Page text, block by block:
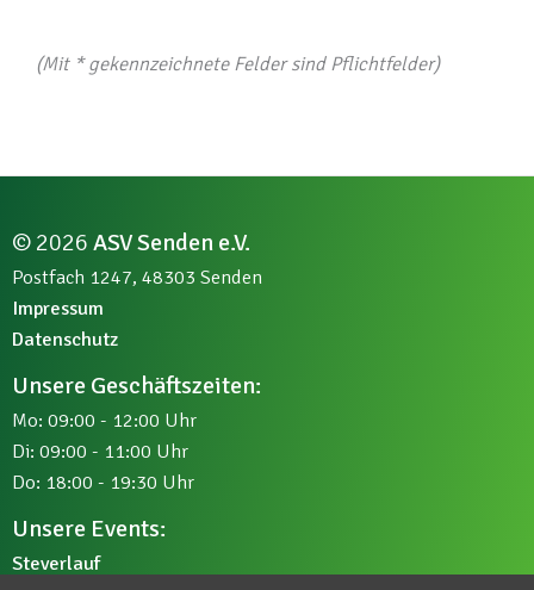
(Mit * gekennzeichnete Felder sind Pflichtfelder)
© 2026 ASV Senden e.V.
Postfach 1247, 48303 Senden
Impressum
Datenschutz
Unsere Geschäftszeiten:
Mo: 09:00 - 12:00 Uhr
Di: 09:00 - 11:00 Uhr
Do: 18:00 - 19:30 Uhr
Unsere Events:
Steverlauf